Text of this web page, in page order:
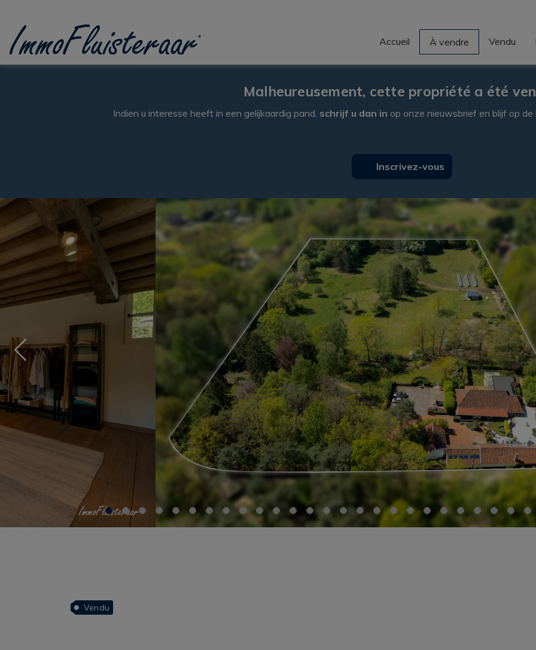
Accueil À vendre Vendu
Malheureusement, cette propriété a été
Indien u interesse heeft in een gelijkaardig pand, schrijf u dan in op onze nieuwsbrief en blijf op
Inscrivez-vous
Previous
Vendu